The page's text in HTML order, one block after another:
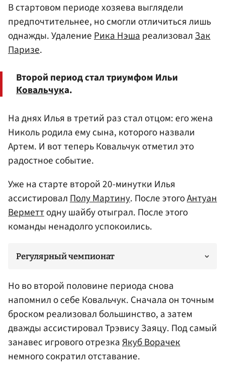
В стартовом периоде хозяева выглядели
предпочтительнее, но смогли отличиться лишь
однажды. УдалениеРика НэшареализовалЗак
Паризе.
Второй период стал триумфом Ильи
Ковальчука.
На днях Илья в третий раз стал отцом: его жена
Николь родила ему сына, которого назвали
Артем. И вот теперь Ковальчук отметил это
радостное событие.
Уже на старте второй 20-минутки Илья
ассистировалПолу Мартину. После этогоАнтуан
Верметтодну шайбу отыграл. После этого
команды ненадолго успокоились.
Регулярный чемпионат
Но во второй половине периода снова
напомнил о себе Ковальчук. Сначала он точным
броском реализовал большинство, а затем
дважды ассистировал Трэвису Заяцу. Под самый
занавес игрового отрезкаЯкуб Ворачек
немного сократил отставание.